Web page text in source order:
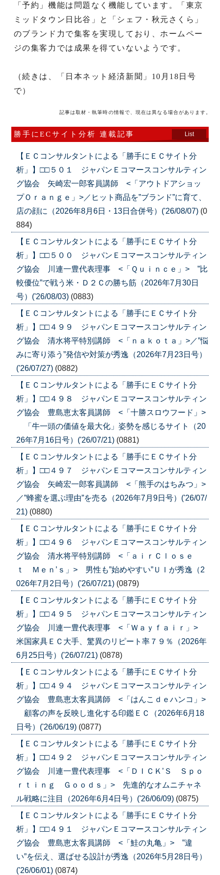
「予約」機能は問題なく機能しています。「東京
ミッドタウン日比谷」と「シェフ・秋元さくら」
のブランド力で集客を実現しており、ホームペー
ジの集客力では成果を得ていないようです。
（続きは、「日本ネット経済新聞」10月18日号
で）
記事は取材・執筆時の情報で、現在は異なる場合があります。
勝手にECサイト分析 連載記事 List
【ＥＣコンサルタントによる「勝手にＥＣサイト分
析」】□□５０１ ジャパンＥコマースコンサルティン
グ協会 矢崎宏一郎客員講師 <「アウトドアショッ
プＯｒａｎｇｅ」>／ヒット商品を”ブランド”に育て、
店の顔に（2026年8月6日・13日合併号）('26/08/07) (0
884)
【ＥＣコンサルタントによる「勝手にＥＣサイト分
析」】□□５００ ジャパンＥコマースコンサルティン
グ協会 川連一豊代表理事 <「Ｑｕｉｎｃｅ」> ”比
較優位”で戦う米・Ｄ２Ｃの勝ち筋（2026年7月30日
号）('26/08/03) (0883)
【ＥＣコンサルタントによる「勝手にＥＣサイト分
析」】□□４９９ ジャパンＥコマースコンサルティン
グ協会 清水将平特別講師 <「ｎａｋｏｔａ」>／”悩
みに寄り添う”発信や対策が秀逸（2026年7月23日号）
('26/07/27) (0882)
【ＥＣコンサルタントによる「勝手にＥＣサイト分
析」】□□４９８ ジャパンＥコマースコンサルティン
グ協会 豊島恵太客員講師 <「十勝スロウフード」>
「牛一頭の価値を最大化」姿勢を感じるサイト（20
26年7月16日号）('26/07/21) (0881)
【ＥＣコンサルタントによる「勝手にＥＣサイト分
析」】□□４９７ ジャパンＥコマースコンサルティン
グ協会 矢崎宏一郎客員講師 <「熊手のはちみつ」>
／”蜂蜜を選ぶ理由”を売る（2026年7月9日号）('26/07/
21) (0880)
【ＥＣコンサルタントによる「勝手にＥＣサイト分
析」】□□４９６ ジャパンＥコマースコンサルティン
グ協会 清水将平特別講師 <「ａｉｒＣｌｏｓｅ
ｔ Ｍｅｎ’ｓ」> 男性も”始めやすい”ＵＩが秀逸（2
026年7月2日号）('26/07/21) (0879)
【ＥＣコンサルタントによる「勝手にＥＣサイト分
析」】□□４９５ ジャパンＥコマースコンサルティン
グ協会 川連一豊代表理事 <「Ｗａｙｆａｉｒ」>
米国家具ＥＣ大手、驚異のリピート率７９％（2026年
6月25日号）('26/07/21) (0878)
【ＥＣコンサルタントによる「勝手にＥＣサイト分
析」】□□４９４ ジャパンＥコマースコンサルティン
グ協会 豊島恵太客員講師 <「はんこｄｅハンコ」>
顧客の声を反映し進化する印鑑ＥＣ（2026年6月18
日号）('26/06/19) (0877)
【ＥＣコンサルタントによる「勝手にＥＣサイト分
析」】□□４９２ ジャパンＥコマースコンサルティン
グ協会 川連一豊代表理事 <「ＤＩＣＫ’Ｓ Ｓｐｏ
ｒｔｉｎｇ Ｇｏｏｄｓ」> 先進的なオムニチャネ
ル戦略に注目（2026年6月4日号）('26/06/09) (0875)
【ＥＣコンサルタントによる「勝手にＥＣサイト分
析」】□□４９１ ジャパンＥコマースコンサルティン
グ協会 豊島恵太客員講師 <「鮭の丸亀」> ”違
い”を伝え、選ばせる設計が秀逸（2026年5月28日号）
('26/06/01) (0874)